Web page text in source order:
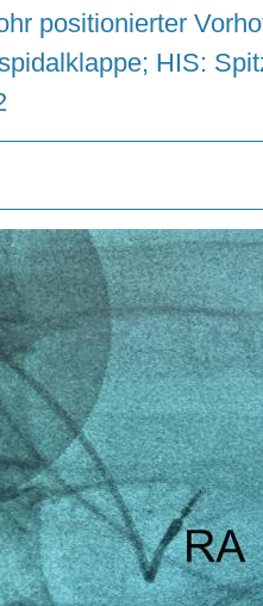
positionierter
HIS: